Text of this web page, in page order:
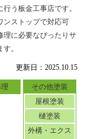
更新日：2025.10.15
その他塗装
屋根塗装
樋塗装
外構・エクス
う板金工事店です。
ンストップで対応可
理に必要なぴったりサ
。